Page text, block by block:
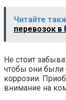
Читайте
перевозок в
Не стоит
чтобы они
коррозии.
внимание на